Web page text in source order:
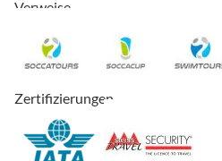
Verweise
Zertifizierungen